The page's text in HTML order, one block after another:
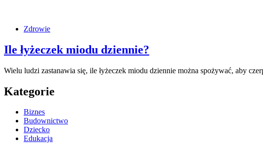
Zdrowie
Ile łyżeczek miodu dziennie?
Wielu ludzi zastanawia się, ile łyżeczek miodu dziennie można spożywać, aby
Kategorie
Biznes
Budownictwo
Dziecko
Edukacja